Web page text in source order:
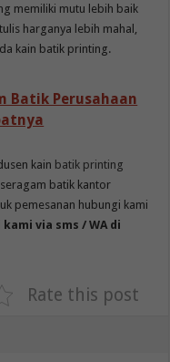
memiliki mutu lebih baik
harganya lebih mahal,
kain batik printing.
Batik Perusahaan
kain batik printing
batik kantor
pemesanan hubungi kami
kamivia sms / WA di
Rate this post